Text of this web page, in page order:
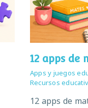
12 apps de
Apps y juegos
Recursos
12 apps de